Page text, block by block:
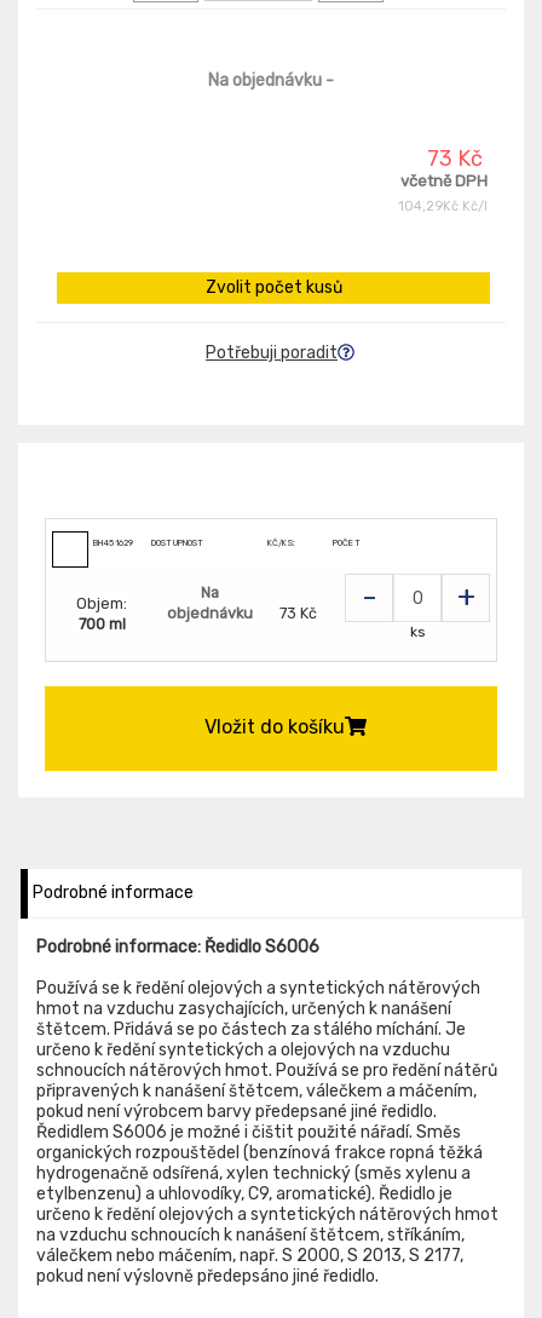
Na objednávku -
73 Kč
včetně DPH
104,29Kč Kč/l
Zvolit počet kusů
Potřebuji poradit
BH451629 DOSTUPNOST KČ/KS: POČET
Objem:
700 ml
Na
objednávku
73 Kč - +
ks
Vložit do košíku
Podrobné informace
Podrobné informace: Ředidlo S6006
Používá se k ředění olejových a syntetických nátěrových
hmot na vzduchu zasychajících, určených k nanášení
štětcem. Přidává se po částech za stálého míchání. Je
určeno k ředění syntetických a olejových na vzduchu
schnoucích nátěrových hmot. Používá se pro ředění nátěrů
připravených k nanášení štětcem, válečkem a máčením,
pokud není výrobcem barvy předepsané jiné ředidlo.
Ředidlem S6006 je možné i čištit použité nářadí. Směs
organických rozpouštědel (benzínová frakce ropná těžká
hydrogenačně odsířená, xylen technický (směs xylenu a
etylbenzenu) a uhlovodíky, C9, aromatické). Ředidlo je
určeno k ředění olejových a syntetických nátěrových hmot
na vzduchu schnoucích k nanášení štětcem, stříkáním,
válečkem nebo máčením, např. S 2000, S 2013, S 2177,
pokud není výslovně předepsáno jiné ředidlo.